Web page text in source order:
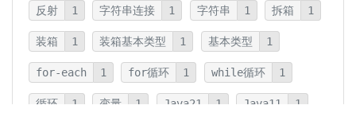
反射 1 字符串连接 1 字符串 1 拆箱 1
装箱 1 装箱基本类型 1 基本类型 1
for-each 1 for循环 1 while循环 1
循环 1 变量 1 Java21 1 Java11 1